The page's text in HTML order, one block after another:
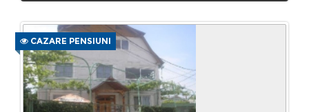
CAZARE PENSIUNI